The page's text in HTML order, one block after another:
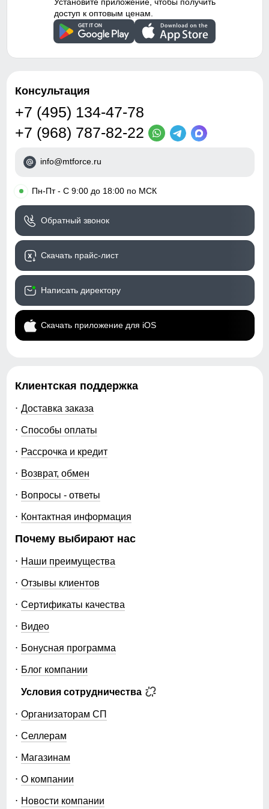
доступ к оптовым ценам.
Консультация
+7 (495) 134-47-78
+7 (968) 787-82-22
info@mtforce.ru
• Пн-Пт - С 9:00 до 18:00 по МСК
Обратный звонок
Скачать прайс-лист
Написать директору
Скачать приложение для iOS
Клиентская поддержка
Доставка заказа
Способы оплаты
Рассрочка и кредит
Возврат, обмен
Вопросы - ответы
Контактная информация
Почему выбирают нас
Наши преимущества
Отзывы клиентов
Сертификаты качества
Видео
Бонусная программа
Блог компании
Условия сотрудничества
Организаторам СП
Селлерам
Магазинам
О компании
Новости компании